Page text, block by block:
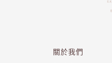
關於我們